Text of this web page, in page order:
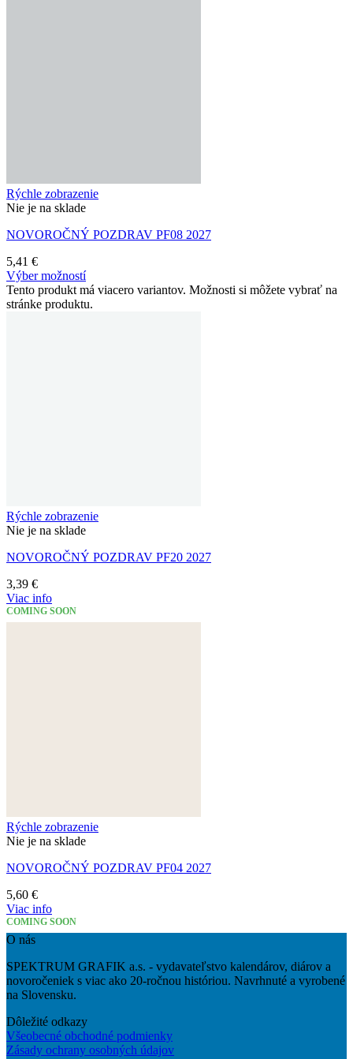
Rýchle zobrazenie
Nie je na sklade
NOVOROČNÝ POZDRAV PF08 2027
5,41 €
Výber možností
Tento produkt má viacero variantov. Možnosti si môžete vybrať na
stránke produktu.
Rýchle zobrazenie
Nie je na sklade
NOVOROČNÝ POZDRAV PF20 2027
3,39 €
Viac info
COMING SOON
Rýchle zobrazenie
Nie je na sklade
NOVOROČNÝ POZDRAV PF04 2027
5,60 €
Viac info
COMING SOON
O nás
SPEKTRUM GRAFIK a.s. - vydavateľstvo kalendárov, diárov a
novoročeniek s viac ako 20-ročnou históriou. Navrhnuté a vyrobené
na Slovensku.
Dôležité odkazy
Všeobecné obchodné podmienky
Zásady ochrany osobných údajov